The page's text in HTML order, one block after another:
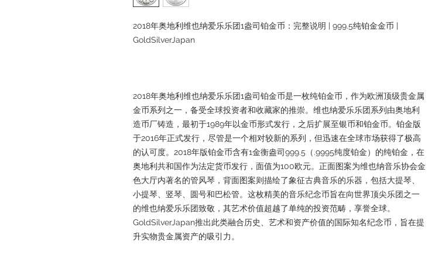
2018年奥地利维也纳爱乐乐团1盎司铂金币：完整说明 | 999.5纯铂金金币 |
GoldSilverJapan
2018年奥地利维也纳爱乐乐团1盎司铂金币是一枚纯铂金币，作为欧洲顶级贵金属
金币系列之一，备受全球投资者和收藏家的推崇。维也纳爱乐乐团系列由奥地利
造币厂铸造，最初于1989年以金币形式发行，之后扩展至银币和铂金币。铂金版
于2016年正式发行，尽管是一个相对较新的系列，但迅速在全球市场获得了极高
的认可度。2018年版铂金币含有1金衡盎司999.5（.9995纯度铂金）的纯铂金，在
奥地利共和国作为法定货币发行，面值为100欧元。正面图案为维也纳音乐协会金
色大厅内著名的管风琴，背面图案则描绘了象征古典音乐的乐器，包括大提琴、
小提琴、竖琴、圆号和巴松管。这枚精美的音乐纪念币旨在向世界顶尖乐团之一
的维也纳爱乐乐团致敬，其艺术价值超越了单纯的投资范畴，享誉全球。
GoldSilverJapan推出此类融合历史、艺术和资产价值的国际知名纪念币，旨在提
升实物贵金属资产的吸引力。